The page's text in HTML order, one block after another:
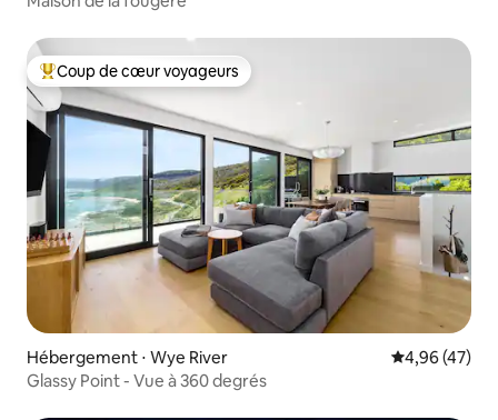
Coups de cœur voyageurs les plus appréciés
Coup de cœur voyageurs
Hébergement ⋅ Wye River Évaluation
4,96 (47)
Glassy Point - Vue à 360 degrés